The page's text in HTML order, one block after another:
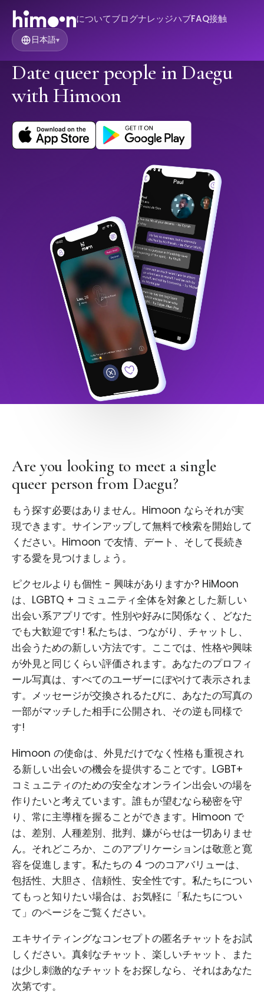
についてブログナレッジハブFAQ接触
日本語▾
Date queer people in Daegu
with Himoon
Are you looking to meet a single
queer person from Daegu?
もう探す必要はありません。Himoon ならそれが実
現できます。サインアップして無料で検索を開始して
ください。Himoon で友情、デート、そして長続き
する愛を見つけましょう。
ピクセルよりも個性 - 興味がありますか? HiMoon
は、LGBTQ + コミュニティ全体を対象とした新しい
出会い系アプリです。性別や好みに関係なく、どなた
でも大歓迎です! 私たちは、つながり、チャットし、
出会うための新しい方法です。ここでは、性格や興味
が外見と同じくらい評価されます。あなたのプロフィ
ール写真は、すべてのユーザーにぼやけて表示されま
す。メッセージが交換されるたびに、あなたの写真の
一部がマッチした相手に公開され、その逆も同様で
す!
Himoon の使命は、外見だけでなく性格も重視され
る新しい出会いの機会を提供することです。LGBT+
コミュニティのための安全なオンライン出会いの場を
作りたいと考えています。誰もが望むなら秘密を守
り、常に主導権を握ることができます。Himoon で
は、差別、人種差別、批判、嫌がらせは一切ありませ
ん。それどころか、このアプリケーションは敬意と寛
容を促進します。私たちの 4 つのコアバリューは、
包括性、大胆さ、信頼性、安全性です。私たちについ
てもっと知りたい場合は、お気軽に「私たちについ
て」のページをご覧ください。
エキサイティングなコンセプトの匿名チャットをお試
しください。真剣なチャット、楽しいチャット、また
は少し刺激的なチャットをお探しなら、それはあなた
次第です。